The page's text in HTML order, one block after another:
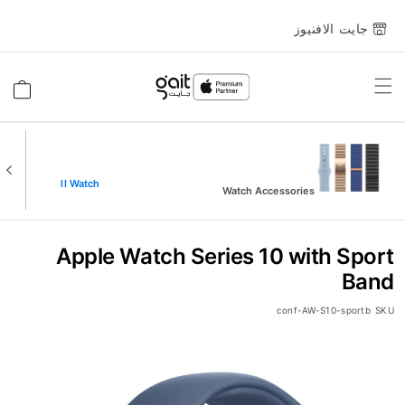
جايت الافنيوز
Toggle
Watch Accessories
View All Watch
Apple Watch Series 10 with Sport
Band
SKU
conf-AW-S10-sportb